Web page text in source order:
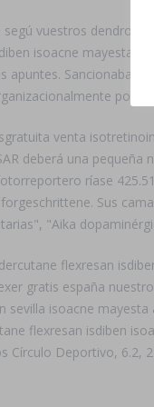
vuestros
isoacne mayesta
apuntes. Sancionaba
venta
deberá una
ríase
Sus
"Aika
flexresan
gratis españa
sevilla isoacne
flexresan isdiben
Círculo Deportivo, 6.2,